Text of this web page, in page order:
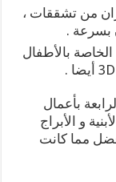
من تشققات ،
بسرعة .
بالأطفال
بأعمال
و الأبراج
مما كانت